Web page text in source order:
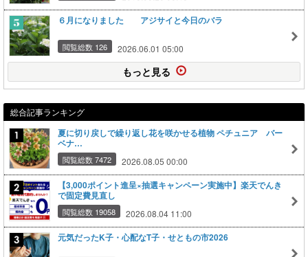
６月になりました アジサイと今日のバラ
閲覧総数 126 2026.06.01 05:00
もっと見る
総合記事ランキング
夏に切り戻しで繰り返し花を咲かせる植物 ペチュニア バー
ベナ…
閲覧総数 7472 2026.08.05 00:00
【3,000ポイント進呈×抽選キャンペーン実施中】楽天でんき
で固定費見直し
閲覧総数 19058 2026.08.04 11:00
元気だったK子・心配なT子・せともの市2026